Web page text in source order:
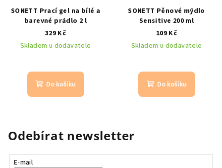
SONETT Prací gel na bílé a
barevné prádlo 2 l
329 Kč
Skladem u dodavatele
Do košíku
SONETT Pěnové mýdlo
Sensitive 200 ml
109 Kč
Skladem u dodavatele
Do košíku
Odebírat newsletter
E-mail